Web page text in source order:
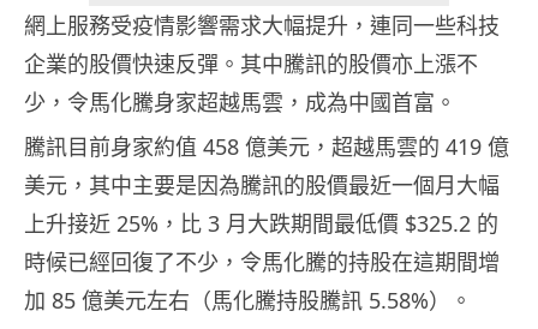
網上服務受疫情影響需求大幅提升，連同一些科技
企業的股價快速反彈。其中騰訊的股價亦上漲不
少，令馬化騰身家超越馬雲，成為中國首富。
騰訊目前身家約值 458 億美元，超越馬雲的 419 億
美元，其中主要是因為騰訊的股價最近一個月大幅
上升接近 25%，比 3 月大跌期間最低價 $325.2 的
時候已經回復了不少，令馬化騰的持股在這期間增
加 85 億美元左右（馬化騰持股騰訊 5.58%）。